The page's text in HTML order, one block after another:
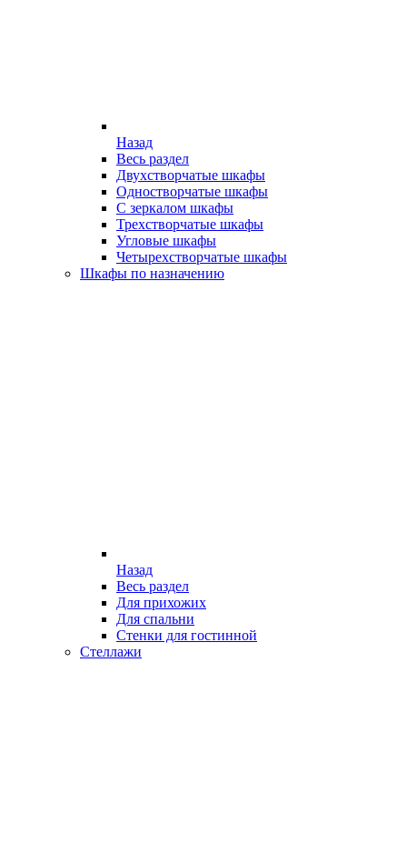
Назад
Весь раздел
Двухстворчатые шкафы
Одностворчатые шкафы
С зеркалом шкафы
Трехстворчатые шкафы
Угловые шкафы
Четырехстворчатые шкафы
Шкафы по назначению
Назад
Весь раздел
Для прихожих
Для спальни
Стенки для гостинной
Стеллажи